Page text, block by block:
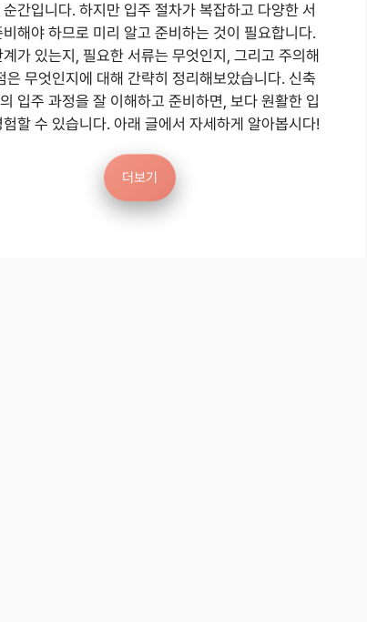
간입니다. 하지만 입주 절차가 복잡하고 다양한 서
해야 하므로 미리 알고 준비하는 것이 필요합니다.
계가 있는지, 필요한 서류는 무엇인지, 그리고 주의해
은 무엇인지에 대해 간략히 정리해보았습니다. 신축
입주 과정을 잘 이해하고 준비하면, 보다 원활한 입
할 수 있습니다. 아래 글에서 자세하게 알아봅시다!
더보기